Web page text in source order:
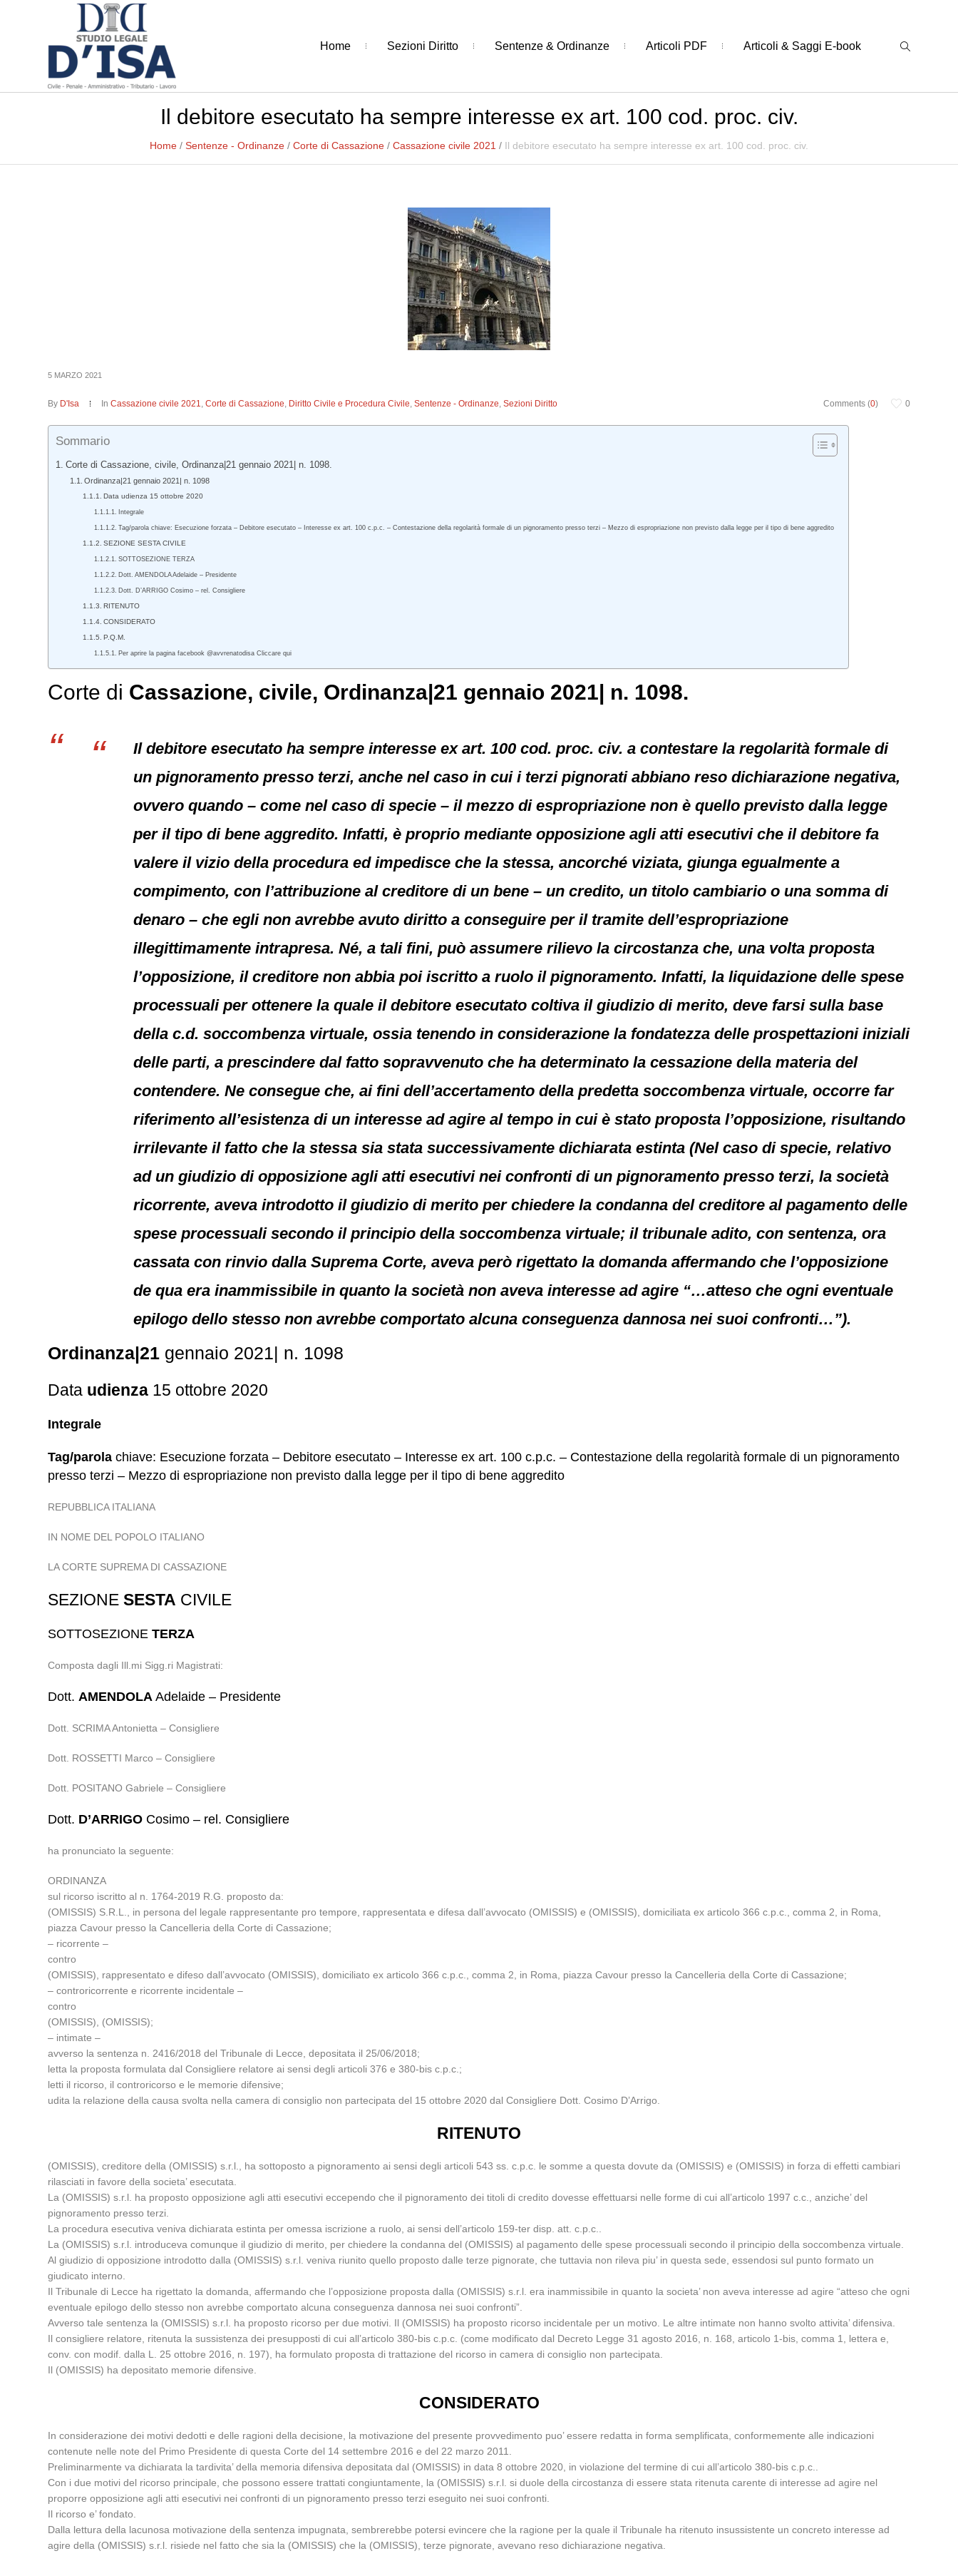
Home Sezioni Diritto Sentenze & Ordinanze Articoli PDF Articoli & Saggi E-book
Il debitore esecutato ha sempre interesse ex art. 100 cod. proc. civ.
Home / Sentenze - Ordinanze / Corte di Cassazione / Cassazione civile 2021 / Il debitore esecutato ha sempre interesse ex art. 100 cod. proc. civ.
5 MARZO 2021
Comments (0) 0
By D'Isa InCassazione civile 2021,Corte di Cassazione, Diritto Civile e Procedura Civile,Sentenze - Ordinanze,Sezioni Diritto
Sommario
Corte di Cassazione, civile, Ordinanza|21 gennaio 2021| n. 1098.
Ordinanza|21 gennaio 2021| n. 1098
Data udienza 15 ottobre 2020
Integrale
Tag/parola chiave: Esecuzione forzata – Debitore esecutato – Interesse ex art. 100 c.p.c. – Contestazione della regolarità formale di un pignoramento presso terzi – Mezzo di espropriazione non previsto dalla legge per il tipo di bene aggredito
SEZIONE SESTA CIVILE
SOTTOSEZIONE TERZA
Dott. AMENDOLA Adelaide – Presidente
Dott. D’ARRIGO Cosimo – rel. Consigliere
RITENUTO
CONSIDERATO
P.Q.M.
Per aprire la pagina facebook @avvrenatodisa Cliccare qui
Corte di Cassazione, civile, Ordinanza|21 gennaio 2021| n. 1098.
Il debitore esecutato ha sempre interesse ex art. 100 cod. proc. civ. a contestare la regolarità formale di
un pignoramento presso terzi, anche nel caso in cui i terzi pignorati abbiano reso dichiarazione negativa,
ovvero quando – come nel caso di specie – il mezzo di espropriazione non è quello previsto dalla legge
per il tipo di bene aggredito. Infatti, è proprio mediante opposizione agli atti esecutivi che il debitore fa
valere il vizio della procedura ed impedisce che la stessa, ancorché viziata, giunga egualmente a
compimento, con l’attribuzione al creditore di un bene – un credito, un titolo cambiario o una somma di
denaro – che egli non avrebbe avuto diritto a conseguire per il tramite dell’espropriazione
illegittimamente intrapresa. Né, a tali fini, può assumere rilievo la circostanza che, una volta proposta
l’opposizione, il creditore non abbia poi iscritto a ruolo il pignoramento. Infatti, la liquidazione delle spese
processuali per ottenere la quale il debitore esecutato coltiva il giudizio di merito, deve farsi sulla base
della c.d. soccombenza virtuale, ossia tenendo in considerazione la fondatezza delle prospettazioni iniziali
delle parti, a prescindere dal fatto sopravvenuto che ha determinato la cessazione della materia del
contendere. Ne consegue che, ai fini dell’accertamento della predetta soccombenza virtuale, occorre far
riferimento all’esistenza di un interesse ad agire al tempo in cui è stato proposta l’opposizione, risultando
irrilevante il fatto che la stessa sia stata successivamente dichiarata estinta (Nel caso di specie, relativo
ad un giudizio di opposizione agli atti esecutivi nei confronti di un pignoramento presso terzi, la società
ricorrente, aveva introdotto il giudizio di merito per chiedere la condanna del creditore al pagamento delle
spese processuali secondo il principio della soccombenza virtuale; il tribunale adito, con sentenza, ora
cassata con rinvio dalla Suprema Corte, aveva però rigettato la domanda affermando che l’opposizione
de qua era inammissibile in quanto la società non aveva interesse ad agire “…atteso che ogni eventuale
epilogo dello stesso non avrebbe comportato alcuna conseguenza dannosa nei suoi confronti…”).
Ordinanza|21 gennaio 2021| n. 1098
Data udienza 15 ottobre 2020
Integrale
Tag/parola chiave: Esecuzione forzata – Debitore esecutato – Interesse ex art. 100 c.p.c. – Contestazione della regolarità formale di un pignoramento
presso terzi – Mezzo di espropriazione non previsto dalla legge per il tipo di bene aggredito
REPUBBLICA ITALIANA
IN NOME DEL POPOLO ITALIANO
LA CORTE SUPREMA DI CASSAZIONE
SEZIONESESTA CIVILE
SOTTOSEZIONETERZA
Composta dagli Ill.mi Sigg.ri Magistrati:
Dott.AMENDOLA Adelaide – Presidente
Dott. SCRIMA Antonietta – Consigliere
Dott. ROSSETTI Marco – Consigliere
Dott. POSITANO Gabriele – Consigliere
Dott. D’ARRIGO Cosimo – rel. Consigliere
ha pronunciato la seguente:
ORDINANZA
sul ricorso iscritto al n. 1764-2019 R.G. proposto da:
(OMISSIS) S.R.L., in persona del legale rappresentante pro tempore, rappresentata e difesa dall’avvocato (OMISSIS) e (OMISSIS), domiciliata ex articolo 366 c.p.c., comma 2, in Roma,
piazza Cavour presso la Cancelleria della Corte di Cassazione;
– ricorrente –
contro
(OMISSIS), rappresentato e difeso dall’avvocato (OMISSIS), domiciliato ex articolo 366 c.p.c., comma 2, in Roma, piazza Cavour presso la Cancelleria della Corte di Cassazione;
– controricorrente e ricorrente incidentale –
contro
(OMISSIS), (OMISSIS);
– intimate –
avverso la sentenza n. 2416/2018 del Tribunale di Lecce, depositata il 25/06/2018;
letta la proposta formulata dal Consigliere relatore ai sensi degli articoli 376 e 380-bis c.p.c.;
letti il ricorso, il controricorso e le memorie difensive;
udita la relazione della causa svolta nella camera di consiglio non partecipata del 15 ottobre 2020 dal Consigliere Dott. Cosimo D’Arrigo.
RITENUTO
(OMISSIS), creditore della (OMISSIS) s.r.l., ha sottoposto a pignoramento ai sensi degli articoli 543 ss. c.p.c. le somme a questa dovute da (OMISSIS) e (OMISSIS) in forza di effetti cambiari
rilasciati in favore della societa’ esecutata.
La (OMISSIS) s.r.l. ha proposto opposizione agli atti esecutivi eccependo che il pignoramento dei titoli di credito dovesse effettuarsi nelle forme di cui all’articolo 1997 c.c., anziche’ del
pignoramento presso terzi.
La procedura esecutiva veniva dichiarata estinta per omessa iscrizione a ruolo, ai sensi dell’articolo 159-ter disp. att. c.p.c..
La (OMISSIS) s.r.l. introduceva comunque il giudizio di merito, per chiedere la condanna del (OMISSIS) al pagamento delle spese processuali secondo il principio della soccombenza virtuale.
Al giudizio di opposizione introdotto dalla (OMISSIS) s.r.l. veniva riunito quello proposto dalle terze pignorate, che tuttavia non rileva piu’ in questa sede, essendosi sul punto formato un
giudicato interno.
Il Tribunale di Lecce ha rigettato la domanda, affermando che l’opposizione proposta dalla (OMISSIS) s.r.l. era inammissibile in quanto la societa’ non aveva interesse ad agire “atteso che ogni
eventuale epilogo dello stesso non avrebbe comportato alcuna conseguenza dannosa nei suoi confronti”.
Avverso tale sentenza la (OMISSIS) s.r.l. ha proposto ricorso per due motivi. Il (OMISSIS) ha proposto ricorso incidentale per un motivo. Le altre intimate non hanno svolto attivita’ difensiva.
Il consigliere relatore, ritenuta la sussistenza dei presupposti di cui all’articolo 380-bis c.p.c. (come modificato dal Decreto Legge 31 agosto 2016, n. 168, articolo 1-bis, comma 1, lettera e,
conv. con modif. dalla L. 25 ottobre 2016, n. 197), ha formulato proposta di trattazione del ricorso in camera di consiglio non partecipata.
Il (OMISSIS) ha depositato memorie difensive.
CONSIDERATO
In considerazione dei motivi dedotti e delle ragioni della decisione, la motivazione del presente provvedimento puo’ essere redatta in forma semplificata, conformemente alle indicazioni
contenute nelle note del Primo Presidente di questa Corte del 14 settembre 2016 e del 22 marzo 2011.
Preliminarmente va dichiarata la tardivita’ della memoria difensiva depositata dal (OMISSIS) in data 8 ottobre 2020, in violazione del termine di cui all’articolo 380-bis c.p.c..
Con i due motivi del ricorso principale, che possono essere trattati congiuntamente, la (OMISSIS) s.r.l. si duole della circostanza di essere stata ritenuta carente di interesse ad agire nel
proporre opposizione agli atti esecutivi nei confronti di un pignoramento presso terzi eseguito nei suoi confronti.
Il ricorso e’ fondato.
Dalla lettura della lacunosa motivazione della sentenza impugnata, sembrerebbe potersi evincere che la ragione per la quale il Tribunale ha ritenuto insussistente un concreto interesse ad
agire della (OMISSIS) s.r.l. risiede nel fatto che sia la (OMISSIS) che la (OMISSIS), terze pignorate, avevano reso dichiarazione negativa.